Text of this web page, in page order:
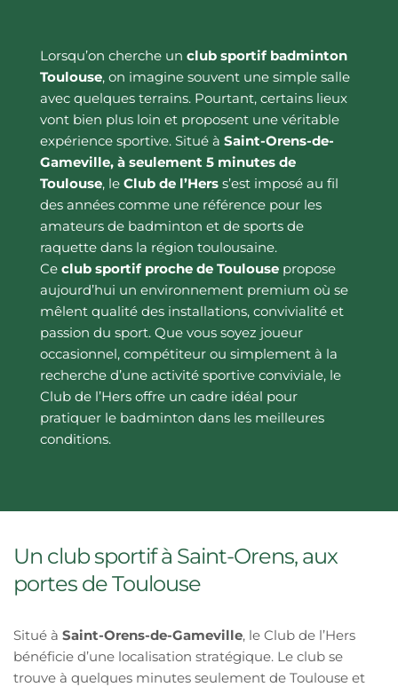
Lorsqu’on cherche un club sportif badminton
Toulouse, on imagine souvent une simple salle
avec quelques terrains. Pourtant, certains lieux
vont bien plus loin et proposent une véritable
expérience sportive. Situé à Saint-Orens-de-
Gameville, à seulement 5 minutes de
Toulouse, le Club de l’Hers s’est imposé au fil
des années comme une référence pour les
amateurs de badminton et de sports de
raquette dans la région toulousaine.
Ce club sportif proche de Toulouse propose
aujourd’hui un environnement premium où se
mêlent qualité des installations, convivialité et
passion du sport. Que vous soyez joueur
occasionnel, compétiteur ou simplement à la
recherche d’une activité sportive conviviale, le
Club de l’Hers offre un cadre idéal pour
pratiquer le badminton dans les meilleures
conditions.
Un club sportif à Saint-Orens, aux
portes de Toulouse
Situé à Saint-Orens-de-Gameville, le Club de l’Hers
bénéficie d’une localisation stratégique. Le club se
trouve à quelques minutes seulement de Toulouse et